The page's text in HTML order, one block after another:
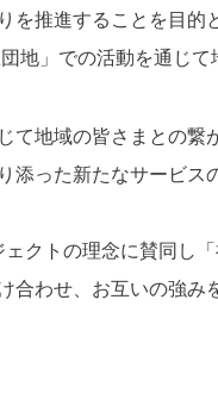
推進することを目的
地」での活動を通じ
て地域の皆さまとの繋
った新たなサービス
クトの理念に賛同し「
合わせ、お互いの強み